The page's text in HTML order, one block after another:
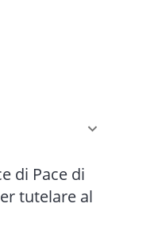
di Pace di
tutelare al